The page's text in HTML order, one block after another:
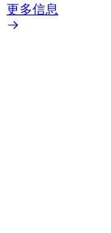
更多信息